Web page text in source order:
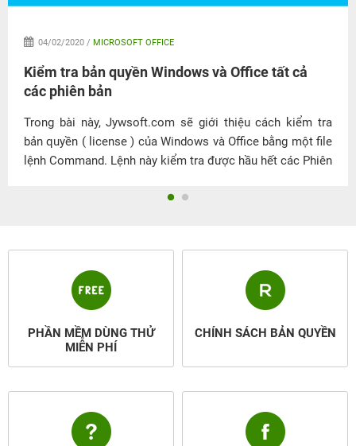
04/02/2020 / MICROSOFT OFFICE
Kiểm tra bản quyền Windows và Office tất cả
các phiên bản
Trong bài này, Jywsoft.com sẽ giới thiệu cách kiểm tra
bản quyền ( license ) của Windows và Office bằng một file
lệnh Command. Lệnh này kiểm tra được hầu hết các Phiên
PHẦN MỀM DÙNG THỬ
MIỄN PHÍ
CHÍNH SÁCH BẢN QUYỀN